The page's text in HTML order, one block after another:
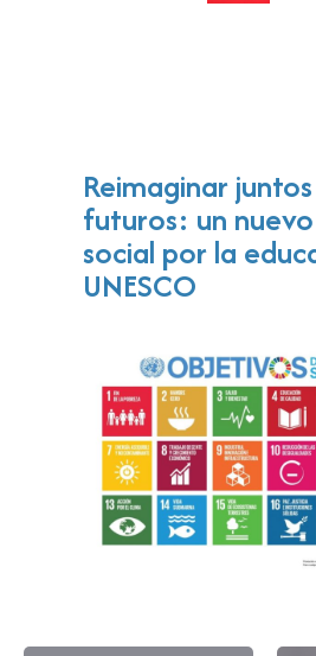
Reimaginar
futuros: un
social por la
UNESCO